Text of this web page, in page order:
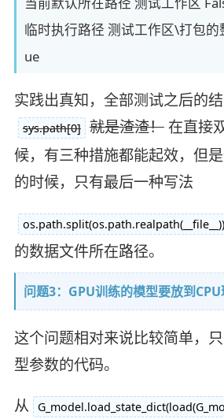
临时执行路径 测试工作区\打包
ue
实践出真知，全部测试之后的结
sys.path[0] 就是渣渣！在直接
候，有三种措施都能起效，但
的时候，只有最后一种写法
的数据文件所在路径。
问题3：GPU训练的模型要放到CPU
这个问题相对来说比较简单，
型参数的代码。
从